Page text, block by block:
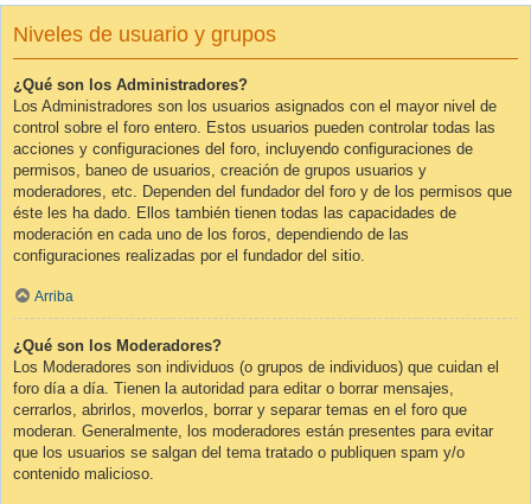
Niveles de usuario y grupos
¿Qué son los Administradores?
Los Administradores son los usuarios asignados con el mayor nivel de
control sobre el foro entero. Estos usuarios pueden controlar todas las
acciones y configuraciones del foro, incluyendo configuraciones de
permisos, baneo de usuarios, creación de grupos usuarios y
moderadores, etc. Dependen del fundador del foro y de los permisos que
éste les ha dado. Ellos también tienen todas las capacidades de
moderación en cada uno de los foros, dependiendo de las
configuraciones realizadas por el fundador del sitio.
Arriba
¿Qué son los Moderadores?
Los Moderadores son individuos (o grupos de individuos) que cuidan el
foro día a día. Tienen la autoridad para editar o borrar mensajes,
cerrarlos, abrirlos, moverlos, borrar y separar temas en el foro que
moderan. Generalmente, los moderadores están presentes para evitar
que los usuarios se salgan del tema tratado o publiquen spam y/o
contenido malicioso.